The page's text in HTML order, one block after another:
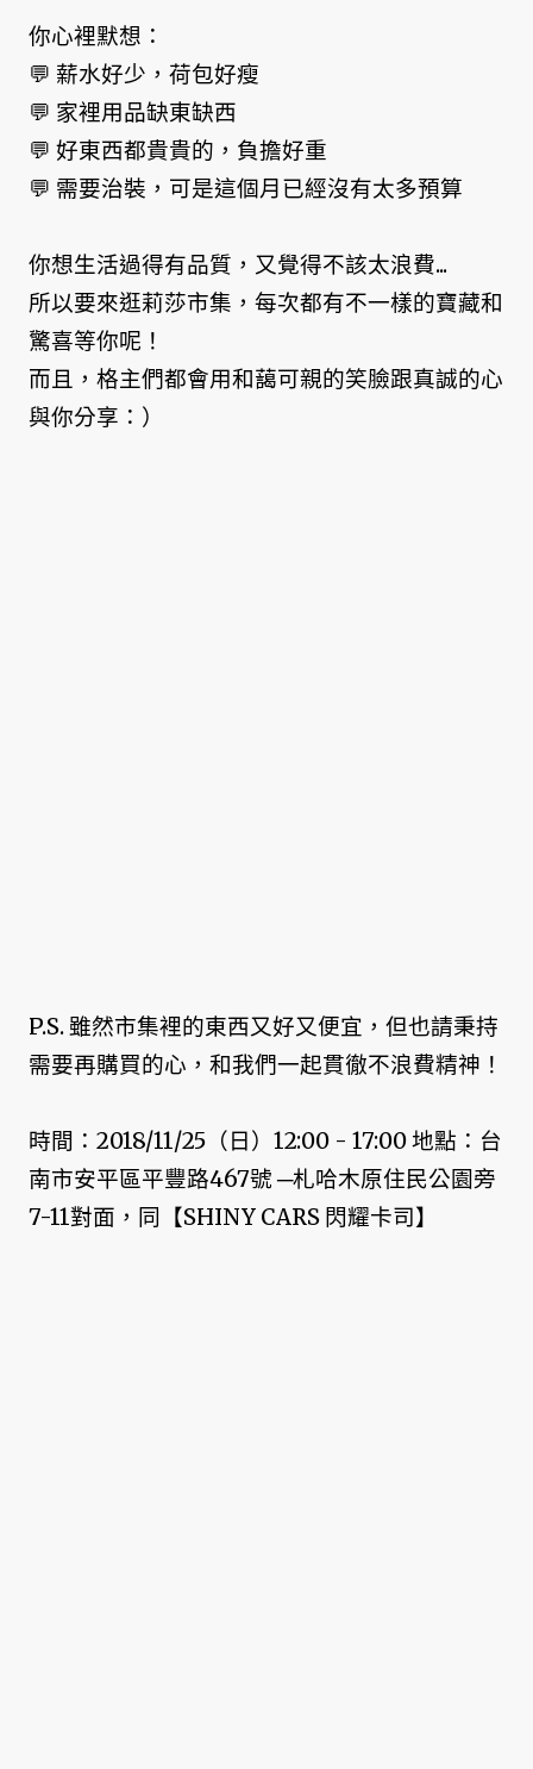
你心裡默想：
💬 薪水好少，荷包好瘦
💬 家裡用品缺東缺西
💬 好東西都貴貴的，負擔好重
💬 需要治裝，可是這個月已經沒有太多預算
你想生活過得有品質，又覺得不該太浪費...
所以要來逛莉莎市集，每次都有不一樣的寶藏和
驚喜等你呢！
而且，格主們都會用和藹可親的笑臉跟真誠的心
與你分享：）
P.S. 雖然市集裡的東西又好又便宜，但也請秉持
需要再購買的心，和我們一起貫徹不浪費精神！
時間：2018/11/25（日）12:00 - 17:00 地點：台
南市安平區平豐路467號 ─札哈木原住民公園旁
7-11對面，同【SHINY CARS 閃耀卡司】